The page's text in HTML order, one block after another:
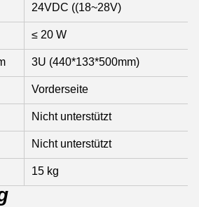
24VDC ((18~28V)
≤ 20 W
3U (440*133*500mm)
Vorderseite
Nicht unterstützt
Nicht unterstützt
15 kg